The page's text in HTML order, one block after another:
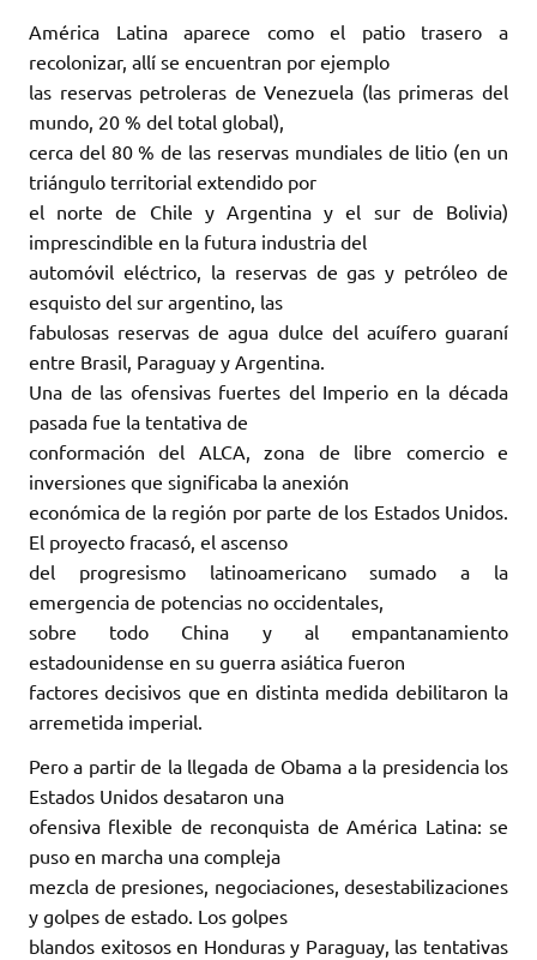
América Latina aparece como el patio trasero a
recolonizar, allí se encuentran por ejemplo
las reservas petroleras de Venezuela (las primeras del
mundo, 20 % del total global),
cerca del 80 % de las reservas mundiales de litio (en un
triángulo territorial extendido por
el norte de Chile y Argentina y el sur de Bolivia)
imprescindible en la futura industria del
automóvil eléctrico, la reservas de gas y petróleo de
esquisto del sur argentino, las
fabulosas reservas de agua dulce del acuífero guaraní
entre Brasil, Paraguay y Argentina.
Una de las ofensivas fuertes del Imperio en la década
pasada fue la tentativa de
conformación del ALCA, zona de libre comercio e
inversiones que significaba la anexión
económica de la región por parte de los Estados Unidos.
El proyecto fracasó, el ascenso
del progresismo latinoamericano sumado a la
emergencia de potencias no occidentales,
sobre todo China y al empantanamiento
estadounidense en su guerra asiática fueron
factores decisivos que en distinta medida debilitaron la
arremetida imperial.
Pero a partir de la llegada de Obama a la presidencia los
Estados Unidos desataron una
ofensiva flexible de reconquista de América Latina: se
puso en marcha una compleja
mezcla de presiones, negociaciones, desestabilizaciones
y golpes de estado. Los golpes
blandos exitosos en Honduras y Paraguay, las tentativas